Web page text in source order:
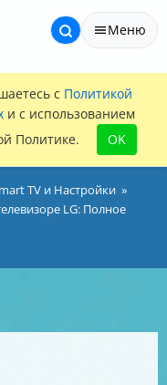
Меню
с Политикой
и с использованием
Политике.
OK
TV и Настройки
LG: Полное